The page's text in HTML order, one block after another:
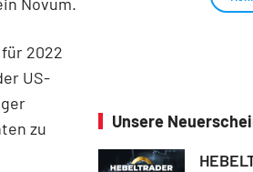
2022
US-
zu
Unsere